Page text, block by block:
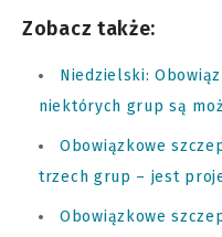
Zobacz także:
Niedzielski:
niektórych grup są
Obowiązkowe
trzech grup – jest
Obowiązkowe